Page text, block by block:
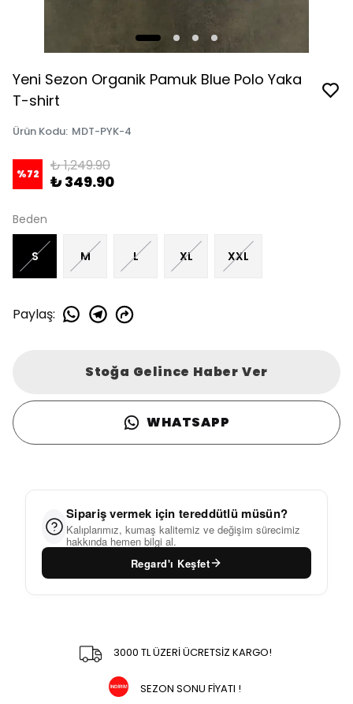
Yeni Sezon Organik Pamuk Blue Polo Yaka
T-shirt
Ürün Kodu: MDT-PYK-4
%72 ₺ 1,249.90
₺ 349.90
Beden
S M L XL XXL
Paylaş:
Stoğa Gelince Haber Ver
WHATSAPP
Sipariş vermek için tereddütlü müsün?
Kalıplarımız, kumaş kalitemiz ve değişim sürecimiz
hakkında hemen bilgi al.
Regard'ı Keşfet
3000 TL ÜZERİ ÜCRETSİZ KARGO!
SEZON SONU FİYATI !